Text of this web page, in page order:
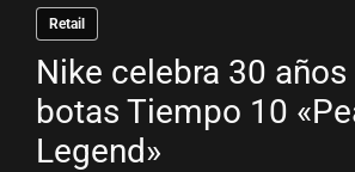
Retail
Nike celebra 30
botas Tiempo 10
Legend»